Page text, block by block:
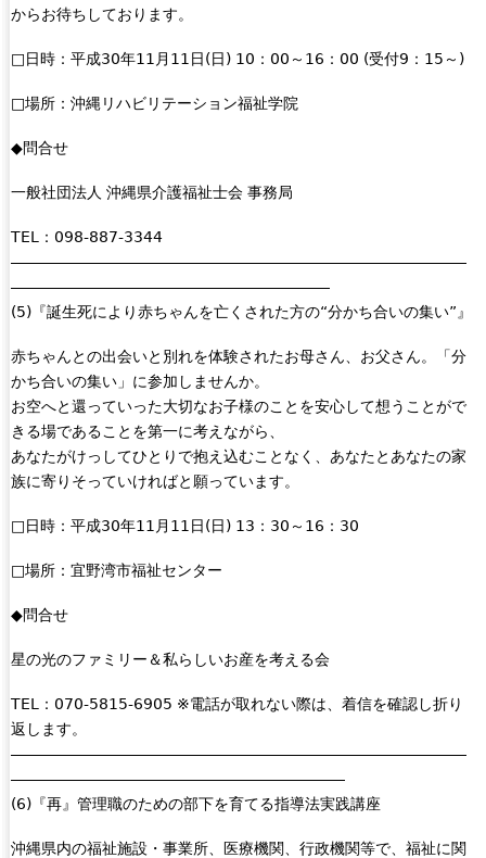
からお待ちしております。
□日時：平成30年11月11日(日) 10：00～16：00 (受付9：15～)
□場所：沖縄リハビリテーション福祉学院
◆問合せ
一般社団法人 沖縄県介護福祉士会 事務局
TEL：098-887-3344
――――――――――――――――――――――――――――――
―――――――――――――――――――――
(5)『誕生死により赤ちゃんを亡くされた方の“分かち合いの集い”』
赤ちゃんとの出会いと別れを体験されたお母さん、お父さん。「分
かち合いの集い」に参加しませんか。
お空へと還っていった大切なお子様のことを安心して想うことがで
きる場であることを第一に考えながら、
あなたがけっしてひとりで抱え込むことなく、あなたとあなたの家
族に寄りそっていければと願っています。
□日時：平成30年11月11日(日) 13：30～16：30
□場所：宜野湾市福祉センター
◆問合せ
星の光のファミリー＆私らしいお産を考える会
TEL：070-5815-6905 ※電話が取れない際は、着信を確認し折り
返します。
――――――――――――――――――――――――――――――
――――――――――――――――――――――
(6)『再』管理職のための部下を育てる指導法実践講座
沖縄県内の福祉施設・事業所、医療機関、行政機関等で、福祉に関